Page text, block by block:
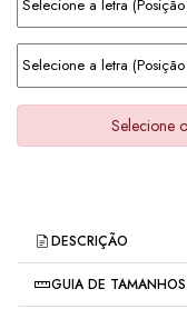
Selecione
DESCRIÇÃO
Pulseira Feminina
GUIA DE TAMANHOS